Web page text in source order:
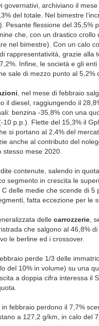
governativi, archiviano il
del totale. Nel bimestre
Pesante flessione del 35,5%
che, con un drastico
nel bimestre). Con un calo
rappresentatività, grazie alla
Infine, le società e gli
sale di mezzo punto al
, nel mese di febbraio
il diesel, raggiungendo il
benzina -35,8% con una
10 p.p.). Flette del 15,3% il
si portano al 2,4% del
anche al contributo del
stesso mese 2020.
contenute, salendo in
segmento in crescita le
delle medie che scende di
fatta eccezione per le
delle carrozzerie ,
che salgono al 46,8%
le berline ed i crossover.
perde 1/3 delle
del 10% in volume) su una
a doppia cifra interessa il
in febbraio perdono il 7,7%
a 127,2 g/km, in calo del